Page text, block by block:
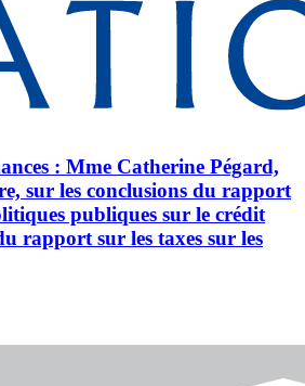
: Mme Catherine Pégard,
sur les conclusions du rapport
publiques sur le crédit
rapport sur les taxes sur les